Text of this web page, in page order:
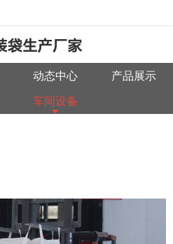
动态中心 产品展示
车间设备